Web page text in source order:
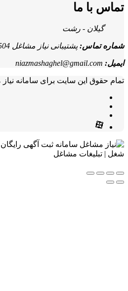
پشتیبانی نیاز مشاغل 09119889504
سایت برای سامانه نیاز مشاغل